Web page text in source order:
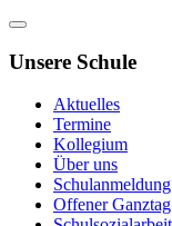
Unsere Schule
Aktuelles
Termine
Kollegium
Über uns
Schulanmeldung
Offener Ganztag